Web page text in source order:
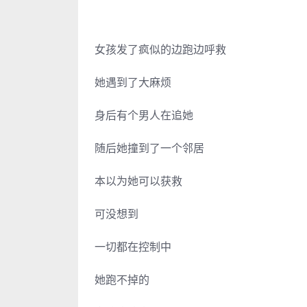
女孩发了疯似的边跑边呼救
她遇到了大麻烦
身后有个男人在追她
随后她撞到了一个邻居
本以为她可以获救
可没想到
一切都在控制中
她跑不掉的